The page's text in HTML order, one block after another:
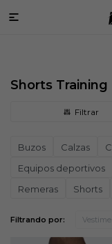

Shorts Training
Buzos Calzas
Equipos deportivos
Remeras
Shorts
Filtrando por: